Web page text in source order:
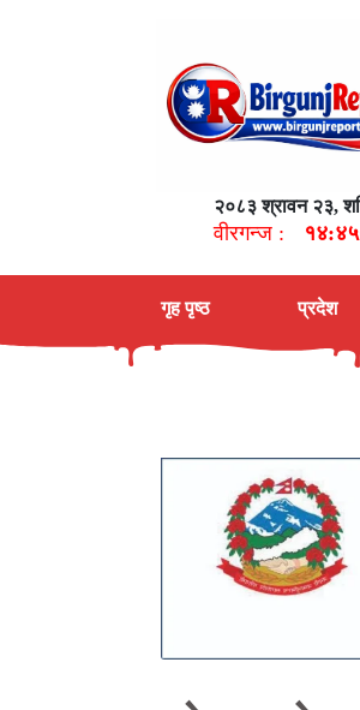
२०८३ श्रावन २३,
वीरगन्ज :
गृह पृष्ठ प्रदेश